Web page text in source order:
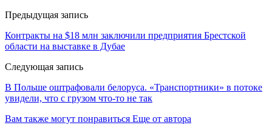
Предыдущая запись
Контракты на $18 млн заключили предприятия Брестской
области на выставке в Дубае
Следующая запись
В Польше оштрафовали белоруса. «Транспортники» в потоке
увидели, что с грузом что-то не так
Вам также могут понравиться Еще от автора